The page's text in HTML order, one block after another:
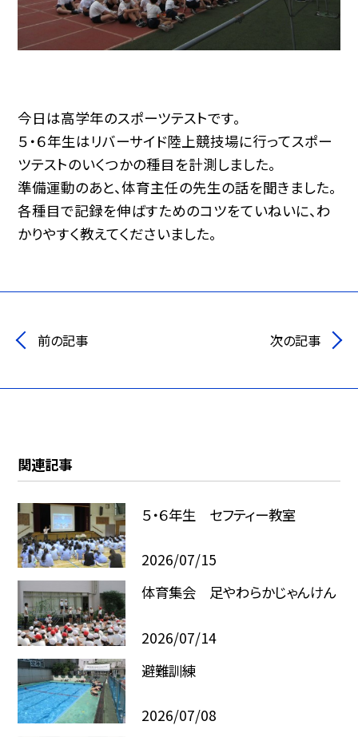
今日は高学年のスポーツテストです。
５・６年生はリバーサイド陸上競技場に行ってスポー
ツテストのいくつかの種目を計測しました。
準備運動のあと、体育主任の先生の話を聞きました。
各種目で記録を伸ばすためのコツをていねいに、わ
かりやすく教えてくださいました。
前の記事 次の記事
関連記事
５・６年生 セフティー教室
2026/07/15
体育集会 足やわらかじゃんけん
2026/07/14
避難訓練
2026/07/08